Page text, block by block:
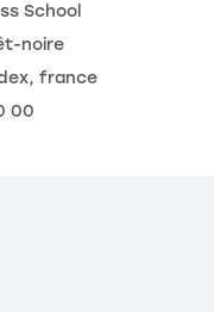
School
noire
france
00